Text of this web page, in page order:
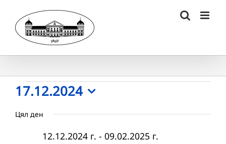
content
Събития
for
17.12.2024
17.12.2024
date.
Цял ден
12.12.2024 г. - 09.02.2025 г.